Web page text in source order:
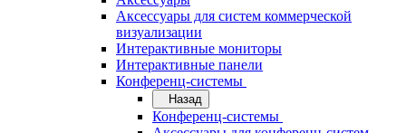
Аксессуары для систем коммерческой
визуализации
Интерактивные мониторы
Интерактивные панели
Конференц-системы
Назад
Конференц-системы